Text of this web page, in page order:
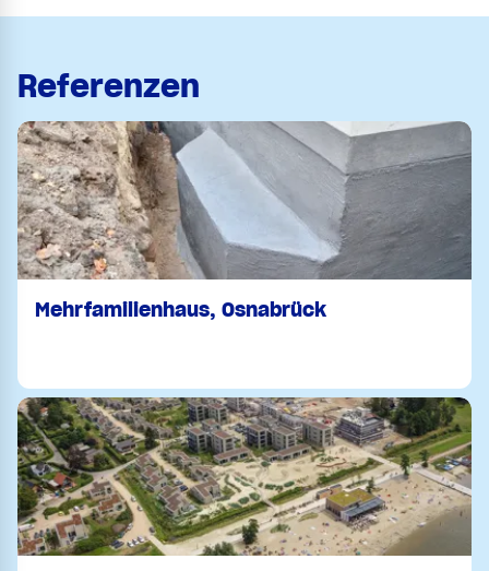
Referenzen
Mehrfamilienhaus, Osnabrück